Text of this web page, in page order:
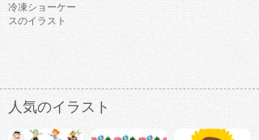
冷凍ショーケー
スのイラスト
人気のイラスト